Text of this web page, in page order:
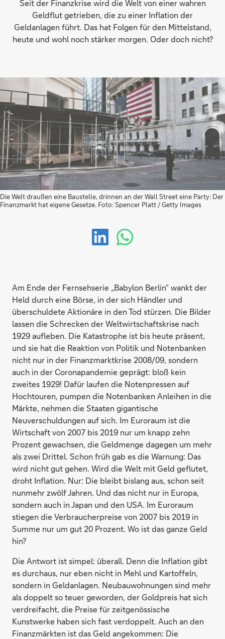
Seit der Finanzkrise wird die Welt von einer wahren
Geldflut getrieben, die zu einer Inflation der
Geldanlagen führt. Das hat Folgen für den Mittelstand,
heute und wohl noch stärker morgen. Oder doch nicht?
Die Welt draußen eine Baustelle, drinnen an der Wall Street eine Party: Der
Finanzmarkt hat eigene Gesetze. Foto: Spencer Platt / Getty Images
Am Ende der Fernsehserie „Babylon Berlin“ wankt der
Held durch eine Börse, in der sich Händler und
überschuldete Aktionäre in den Tod stürzen. Die Bilder
lassen die Schrecken der Weltwirtschaftskrise nach
1929 aufleben. Die Katastrophe ist bis heute präsent,
und sie hat die Reaktion von Politik und Notenbanken
nicht nur in der Finanzmarktkrise 2008/09, sondern
auch in der Coronapandemie geprägt: bloß kein
zweites 1929! Dafür laufen die Notenpressen auf
Hochtouren, pumpen die Notenbanken Anleihen in die
Märkte, nehmen die Staaten gigantische
Neuverschuldungen auf sich. Im Euroraum ist die
Wirtschaft von 2007 bis 2019 nur um knapp zehn
Prozent gewachsen, die Geldmenge dagegen um mehr
als zwei Drittel. Schon früh gab es die Warnung: Das
wird nicht gut gehen. Wird die Welt mit Geld geflutet,
droht Inflation. Nur: Die bleibt bislang aus, schon seit
nunmehr zwölf Jahren. Und das nicht nur in Europa,
sondern auch in Japan und den USA. Im Euroraum
stiegen die Verbraucherpreise von 2007 bis 2019 in
Summe nur um gut 20 Prozent. Wo ist das ganze Geld
hin?
Die Antwort ist simpel: überall. Denn die Inflation gibt
es durchaus, nur eben nicht in Mehl und Kartoffeln,
sondern in Geldanlagen. Neubauwohnungen sind mehr
als doppelt so teuer geworden, der Goldpreis hat sich
verdreifacht, die Preise für zeitgenössische
Kunstwerke haben sich fast verdoppelt. Auch an den
Finanzmärkten ist das Geld angekommen: Die